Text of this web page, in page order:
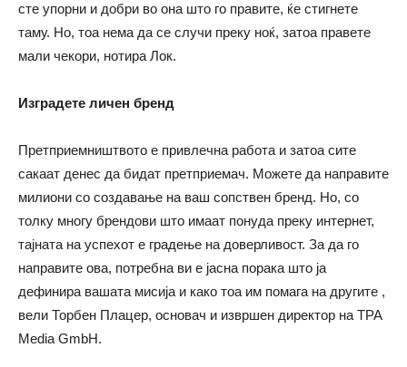
сте упорни и добри во она што го правите, ќе стигнете
таму. Но, тоа нема да се случи преку ноќ, затоа правете
мали чекори, нотира Лок.
Изградете личен бренд
Претприемништвото е привлечна работа и затоа сите
сакаат денес да бидат претприемач. Можете да направите
милиони со создавање на ваш сопствен бренд. Но, со
толку многу брендови што имаат понуда преку интернет,
тајната на успехот е градење на доверливост. За да го
направите ова, потребна ви е јасна порака што ја
дефинира вашата мисија и како тоа им помага на другите ,
вели Торбен Плацер, основач и извршен директор на TPA
Media GmbH.